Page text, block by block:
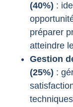
(40%) :
préparer
atteindre
Gestion
(25%) :